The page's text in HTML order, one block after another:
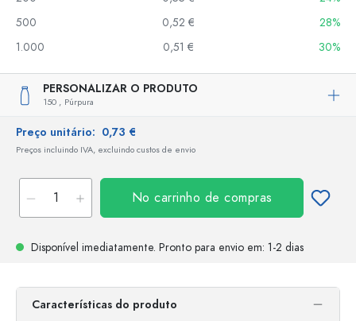
500
0,52 €
28%
1.000
0,51 € 30%
PERSONALIZAR O PRODUTO
150 , Púrpura
Preço unitário: 0,73 €
Preços incluindo IVA, excluindo custos de envio
No carrinho de compras
Disponível imediatamente. Pronto para envio em: 1-2 dias
Características do produto